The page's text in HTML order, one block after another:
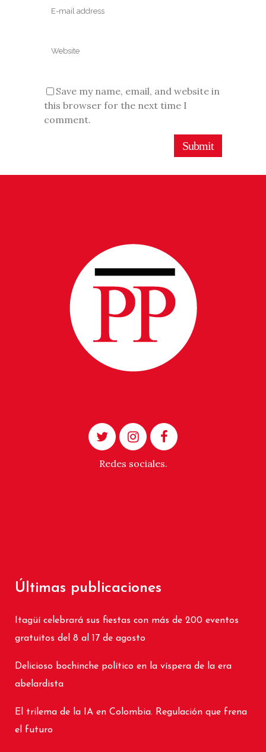
Save my name, email, and website in
this browser for the next time I
comment.
Redes sociales.
Últimas publicaciones
Itagüí celebrará sus fiestas con más de 200 eventos
gratuitos del 8 al 17 de agosto
Delicioso bochinche político en la víspera de la era
abelardista
El trilema de la IA en Colombia. Regulación que frena
el futuro